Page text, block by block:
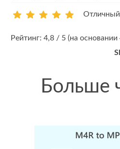
Отличный
Рейтинг: 4,8 / 5 (на основании
Больше